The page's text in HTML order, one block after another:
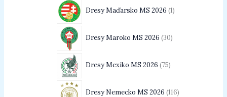
Dresy Maďarsko MS 2026 1
Dresy Maroko MS 2026 30
Dresy Mexiko MS 2026 75
Dresy Nemecko MS 2026 116